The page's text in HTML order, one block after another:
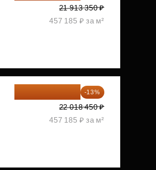
21 913 350 ₽
457 185 ₽ за м²
-13%
22 018 450 ₽
457 185 ₽ за м²